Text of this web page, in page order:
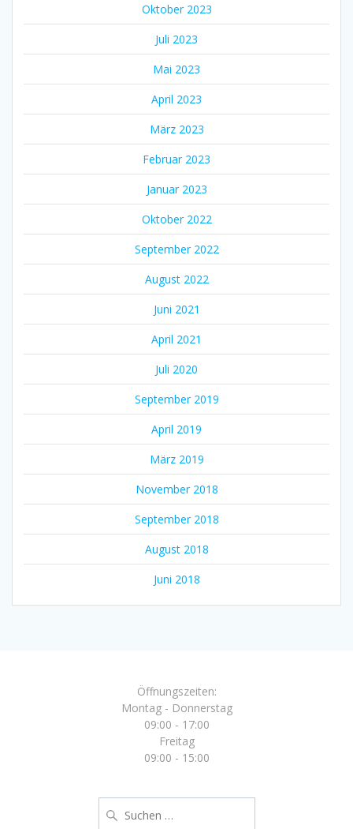
Oktober 2023
Juli 2023
Mai 2023
April 2023
März 2023
Februar 2023
Januar 2023
Oktober 2022
September 2022
August 2022
Juni 2021
April 2021
Juli 2020
September 2019
April 2019
März 2019
November 2018
September 2018
August 2018
Juni 2018
Öffnungszeiten:
Montag - Donnerstag
09:00 - 17:00
Freitag
09:00 - 15:00
nach: